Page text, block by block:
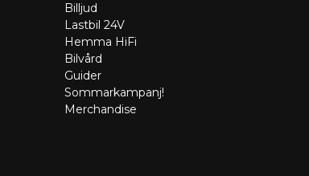
Billjud
Lastbil 24V
Hemma HiFi
Bilvård
Guider
Sommarkampanj!
Merchandise